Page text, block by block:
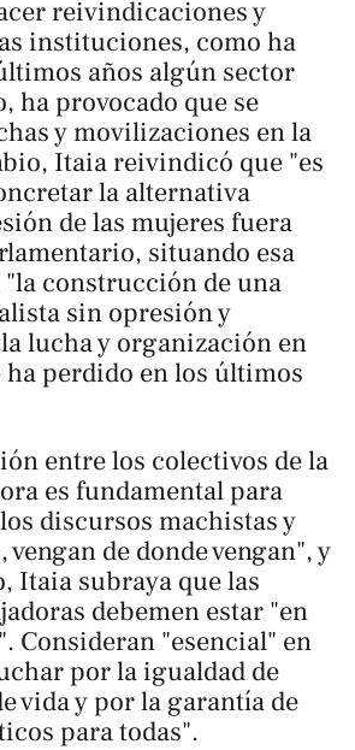
reivindicaciones y
instituciones, como ha
años algún sector
ha provocado que se
y movilizaciones en la
Itaia reivindicó que "es
la alternativa
de las mujeres fuera
situando esa
construcción de una
sin opresión y
lucha y organización en
ha perdido en los últimos
entre los colectivos de la
es fundamental para
discursos machistas y
de donde vengan", y
Itaia subraya que las
debemen estar "en
Consideran "esencial" en
por la igualdad de
vida y por la garantía de
para todas".